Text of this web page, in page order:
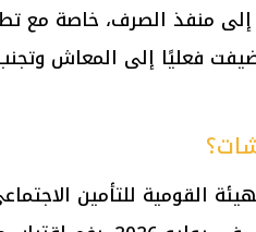
منفذ الصرف، خاصة مع
فعليًا إلى المعاش
القومية للتأمين